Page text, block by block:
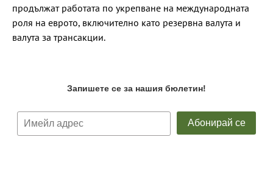
продължат работата по укрепване на международната
роля на еврото, включително като резервна валута и
валута за трансакции.